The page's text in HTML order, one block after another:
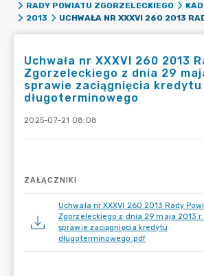
RADY POWIATU ZGORZELECKIEGO
2013
Uchwała nr XXXVI 260 2013
Zgorzeleckiego z dnia 29
sprawie zaciągnięcia kredytu
długoterminowego
2025-07-21 08:08
ZAŁĄCZNIKI
Uchwała nr XXXVI 260 2013 Rady
Zgorzeleckiego z dnia 29 maja 2013 r.
sprawie zaciągnięcia kredytu
długoterminowego.pdf